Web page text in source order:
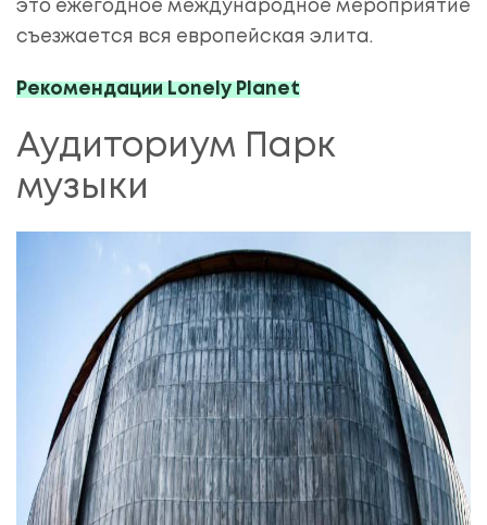
это ежегодное международное мероприятие
съезжается вся европейская элита.
Рекомендации Lonely Planet
Аудиториум Парк
музыки